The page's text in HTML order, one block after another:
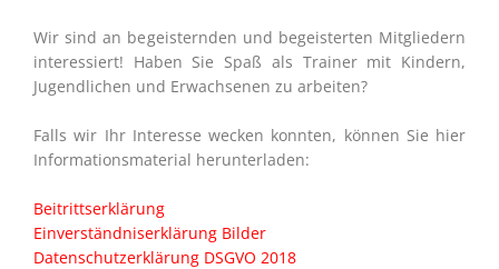
Wir sind an begeisternden und begeisterten Mitgliedern
interessiert! Haben Sie Spaß als Trainer mit Kindern,
Jugendlichen und Erwachsenen zu arbeiten?
Falls wir Ihr Interesse wecken konnten, können Sie hier
Informationsmaterial herunterladen:
Beitrittserklärung
Einverständniserklärung Bilder
Datenschutzerklärung DSGVO 2018